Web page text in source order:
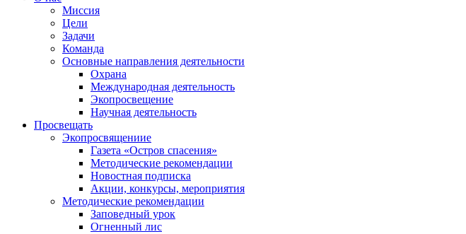
Миссия
Цели
Задачи
Команда
Основные направления деятельности
Охрана
Международная деятельность
Экопросвещение
Научная деятельность
Просвещать
Экопросвящениие
Газета «Остров спасения»
Методические рекомендации
Новостная подписка
Акции, конкурсы, мероприятия
Методические рекомендации
Заповедный урок
Огненный лис